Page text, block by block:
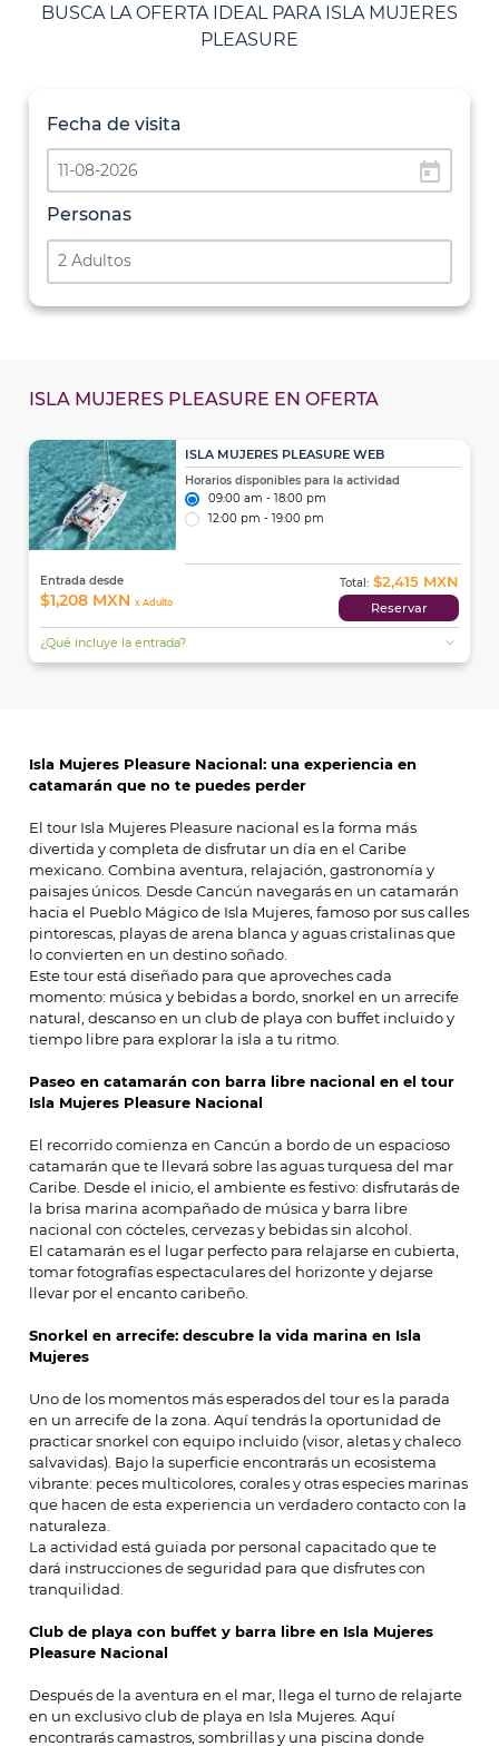
BUSCA LA OFERTA IDEAL PARA ISLA MUJERES
PLEASURE
Fecha de visita
today
Personas
2 Adultos
ISLA MUJERES PLEASURE EN OFERTA
ISLA MUJERES PLEASURE WEB
Horarios disponibles para la actividad
09:00 am - 18:00 pm
12:00 pm - 19:00 pm
Entrada desde
$1,208 MXN x Adulto
Total: $2,415 MXN
Reservar
¿Qué incluye la entrada? expand_more
Isla Mujeres Pleasure Nacional: una experiencia en
catamarán que no te puedes perder
El tour Isla Mujeres Pleasure nacional es la forma más
divertida y completa de disfrutar un día en el Caribe
mexicano. Combina aventura, relajación, gastronomía y
paisajes únicos. Desde Cancún navegarás en un catamarán
hacia el Pueblo Mágico de Isla Mujeres, famoso por sus calles
pintorescas, playas de arena blanca y aguas cristalinas que
lo convierten en un destino soñado.
Este tour está diseñado para que aproveches cada
momento: música y bebidas a bordo, snorkel en un arrecife
natural, descanso en un club de playa con buffet incluido y
tiempo libre para explorar la isla a tu ritmo.
Paseo en catamarán con barra libre nacional en el tour
Isla Mujeres Pleasure Nacional
El recorrido comienza en Cancún a bordo de un espacioso
catamarán que te llevará sobre las aguas turquesa del mar
Caribe. Desde el inicio, el ambiente es festivo: disfrutarás de
la brisa marina acompañado de música y barra libre
nacional con cócteles, cervezas y bebidas sin alcohol.
El catamarán es el lugar perfecto para relajarse en cubierta,
tomar fotografías espectaculares del horizonte y dejarse
llevar por el encanto caribeño.
Snorkel en arrecife: descubre la vida marina en Isla
Mujeres
Uno de los momentos más esperados del tour es la parada
en un arrecife de la zona. Aquí tendrás la oportunidad de
practicar snorkel con equipo incluido (visor, aletas y chaleco
salvavidas). Bajo la superficie encontrarás un ecosistema
vibrante: peces multicolores, corales y otras especies marinas
que hacen de esta experiencia un verdadero contacto con la
naturaleza.
La actividad está guiada por personal capacitado que te
dará instrucciones de seguridad para que disfrutes con
tranquilidad.
Club de playa con buffet y barra libre en Isla Mujeres
Pleasure Nacional
Después de la aventura en el mar, llega el turno de relajarte
en un exclusivo club de playa en Isla Mujeres. Aquí
encontrarás camastros, sombrillas y una piscina donde